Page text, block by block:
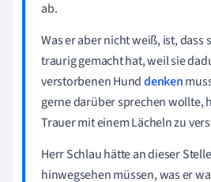
ab.
Was er aber nicht weiß, ist, dass
traurig gemacht hat, weil sie
verstorbenen Hunddenken
gerne darüber sprechen wollte,
Trauer mit einem Lächeln zu
Herr Schlau hätte an dieser
hinwegsehen müssen, was er